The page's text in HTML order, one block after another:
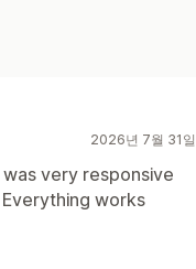
2026년 7월 31일
very responsive
works